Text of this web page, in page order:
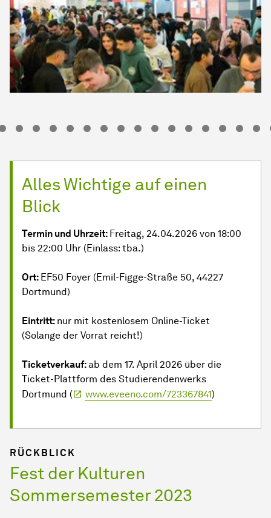
Alles Wichtige auf einen
Blick
Termin und Uhrzeit: Freitag, 24.04.2026 von 18:00
bis 22:00 Uhr (Einlass: tba.)
Ort: EF50 Foyer (Emil-Figge-Straße 50, 44227
Dortmund)
Eintritt: nur mit kostenlosem Online-Ticket
(Solange der Vorrat reicht!)
Ticketverkauf:ab dem 17. April 2026 über die
Ticket-Plattform des Studierendenwerks
Dortmund (
www.eveeno.com/723367841)
RÜCKBLICK
Fest der Kulturen
Sommersemester 2023